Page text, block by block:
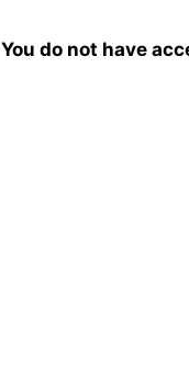
You do not have